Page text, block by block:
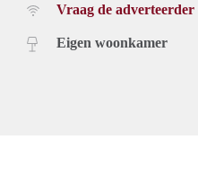
Vraag de adverteerder
Eigen woonkamer